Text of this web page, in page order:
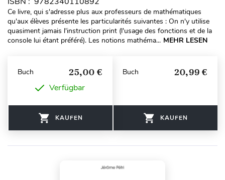
Ce livre, qui s'adresse plus aux professeurs de mathématiques
qu'aux élèves présente les particularités suivantes : On n'y utilise
quasiment jamais l'instruction print (l'usage des fonctions et de la
console lui étant préféré). Les notions mathéma... MEHR LESEN
Buch 25,00 €
Verfügbar
KAUFEN
Buch 20,99 €
KAUFEN